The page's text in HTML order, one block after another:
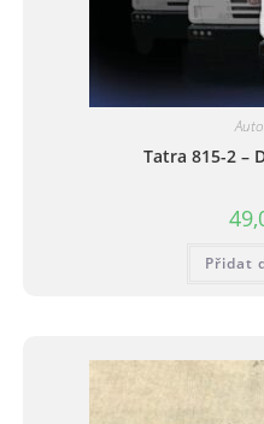
Tatra 815-2 –
Přidat